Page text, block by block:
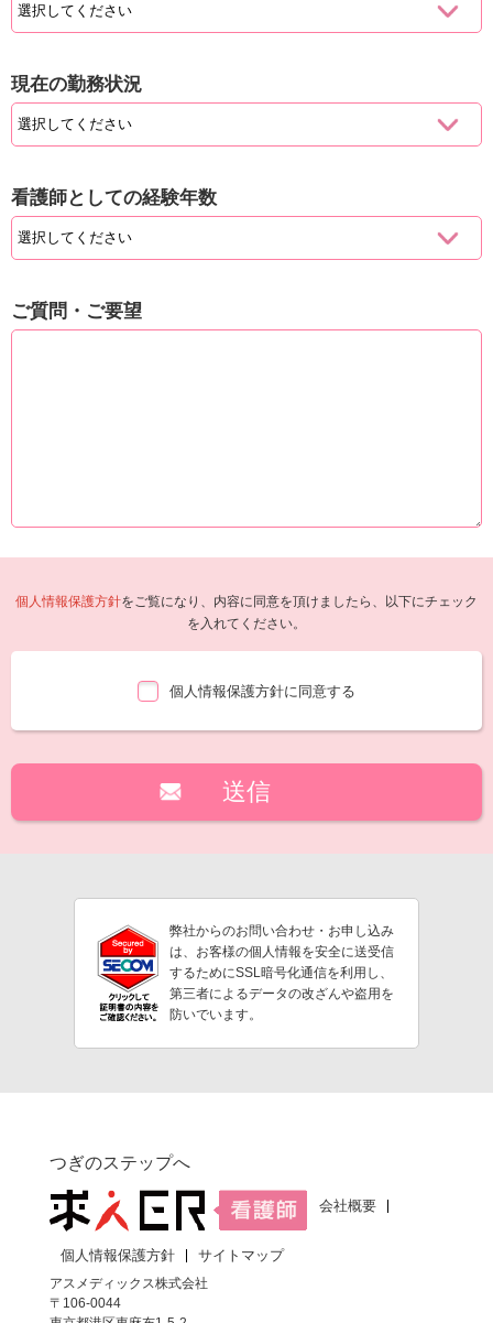
現在の勤務状況
看護師としての経験年数
ご質問・ご要望
個人情報保護方針をご覧になり、内容に同意を頂けましたら、以下にチェック
を入れてください。
個人情報保護方針に同意する
弊社からのお問い合わせ・お申し込み
は、お客様の個人情報を安全に送受信
するためにSSL暗号化通信を利用し、
第三者によるデータの改ざんや盗用を
防いでいます。
つぎのステップへ
会社概要
個人情報保護方針
サイトマップ
アスメディックス株式会社
〒106-0044